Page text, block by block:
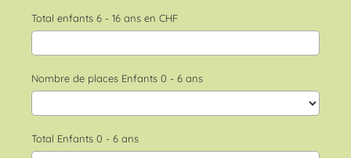
Total enfants 6 - 16 ans en CHF
Nombre de places Enfants 0 - 6 ans
Total Enfants 0 - 6 ans